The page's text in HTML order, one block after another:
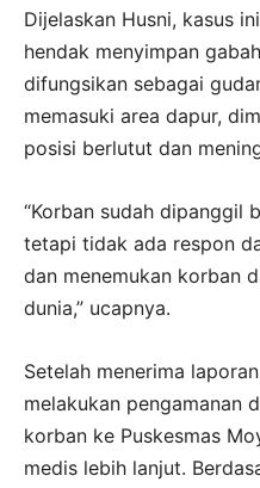
Dijelaskan Husni, kasus
hendak menyimpan
difungsikan sebagai
memasuki area dapur,
posisi berlutut dan
“Korban sudah dipanggil
tetapi tidak ada respon
dan menemukan korban
dunia,” ucapnya.
Setelah menerima
melakukan pengamanan
korban ke Puskesmas
medis lebih lanjut.